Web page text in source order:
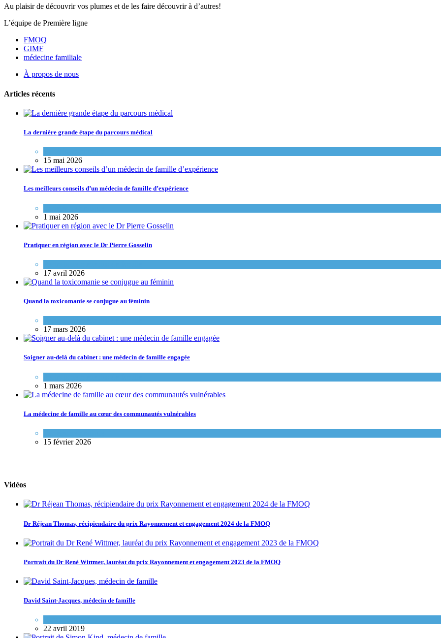
Au plaisir de découvrir vos plumes et de les faire découvrir à d’autres!
L’équipe de Première ligne
FMOQ
GIMF
médecine familiale
À propos de nous
Articles récents
La dernière grande étape du parcours médical
15 mai 2026
Les meilleurs conseils d’un médecin de famille d’expérience
1 mai 2026
Pratiquer en région avec le Dr Pierre Gosselin
17 avril 2026
Quand la toxicomanie se conjugue au féminin
17 mars 2026
Soigner au-delà du cabinet : une médecin de famille engagée
1 mars 2026
La médecine de famille au cœur des communautés vulnérables
15 février 2026
Vidéos
Dr Réjean Thomas, récipiendaire du prix Rayonnement et engagement 2024 de la FMOQ
Portrait du Dr René Wittmer, lauréat du prix Rayonnement et engagement 2023 de la FMOQ
David Saint-Jacques, médecin de famille
22 avril 2019